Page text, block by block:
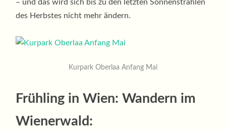
– und das wird sich bis zu den letzten Sonnenstrahlen
des Herbstes nicht mehr ändern.
Kurpark Oberlaa Anfang Mai
Frühling in Wien: Wandern im
Wienerwald: